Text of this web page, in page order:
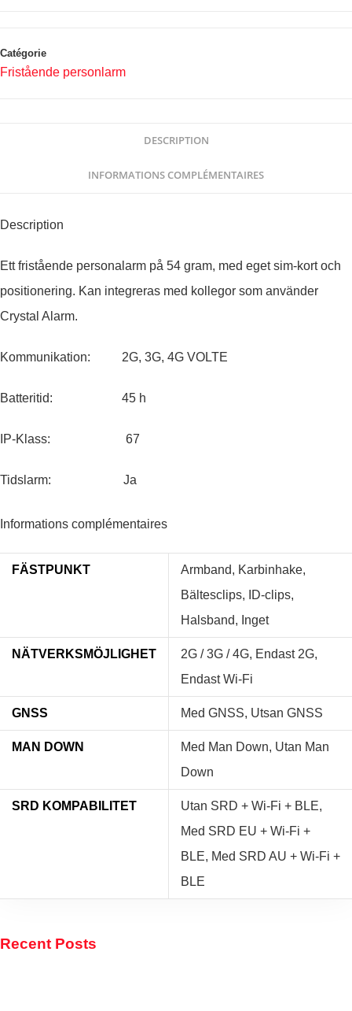
Catégorie
Fristående personlarm
DESCRIPTION
INFORMATIONS COMPLÉMENTAIRES
Description
Ett fristående personalarm på 54 gram, med eget sim-kort och
positionering. Kan integreras med kollegor som använder
Crystal Alarm.
Kommunikation: 2G, 3G, 4G VOLTE
Batteritid: 45 h
IP-Klass: 67
Tidslarm: Ja
Informations complémentaires
FÄSTPUNKT
Armband, Karbinhake,
Bältesclips, ID-clips,
Halsband, Inget
NÄTVERKSMÖJLIGHET
2G / 3G / 4G, Endast 2G,
Endast Wi-Fi
GNSS Med GNSS, Utsan GNSS
MAN DOWN
Med Man Down, Utan Man
Down
SRD KOMPABILITET
Utan SRD + Wi-Fi + BLE,
Med SRD EU + Wi-Fi +
BLE, Med SRD AU + Wi-Fi +
BLE
Recent Posts